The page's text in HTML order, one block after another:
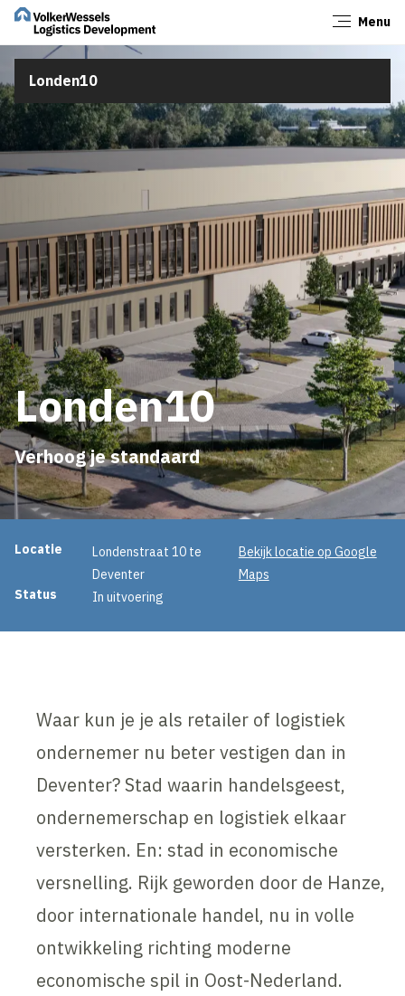
Menu
Londen10
Londen10
Verhoog je standaard
Projectinformatie
Locatie
Londenstraat 10 te
Deventer
Bekijk locatie op Google
Maps
Status
In uitvoering
Waar kun je je als retailer of logistiek
ondernemer nu beter vestigen dan in
Deventer? Stad waarin handelsgeest,
ondernemerschap en logistiek elkaar
versterken. En: stad in economische
versnelling. Rijk geworden door de Hanze,
door internationale handel, nu in volle
ontwikkeling richting moderne
economische spil in Oost-Nederland.
Sluiten